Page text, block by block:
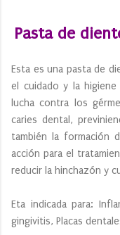
Pasta de
Esta es una pasta de
el cuidado y la
lucha contra los
caries dental,
también la formación
acción para el
reducir la hinchazón y
Eta indicada para:
gingivitis, Placas